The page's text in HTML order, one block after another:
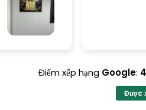
Điểm xếp hạng Google:
Được